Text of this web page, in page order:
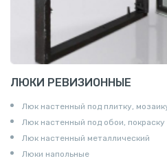
ЛЮКИ РЕВИЗИОННЫЕ
Люк настенный под плитку,
Люк настенный под обои, покраску
Люк настенный металлический
Люки напольные